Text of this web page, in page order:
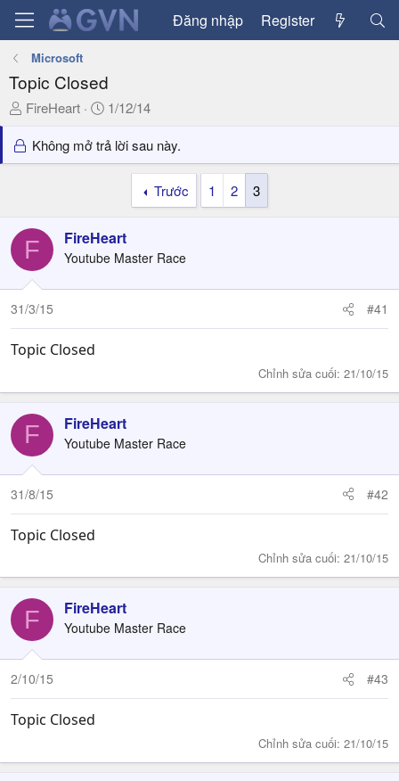
Đăng nhập Register
Microsoft
Topic Closed
T
r
e
t
a
r
e
r
FireHeart
N
à
y
1/12/14
Không mở trả lời sau này.
Trước 1 2 3
F FireHeart
Youtube Master Race
31/3/15 #41
Topic Closed
Chỉnh sửa cuối: 21/10/15
F FireHeart
Youtube Master Race
31/8/15 #42
Topic Closed
Chỉnh sửa cuối: 21/10/15
F FireHeart
Youtube Master Race
2/10/15 #43
Topic Closed
Chỉnh sửa cuối: 21/10/15